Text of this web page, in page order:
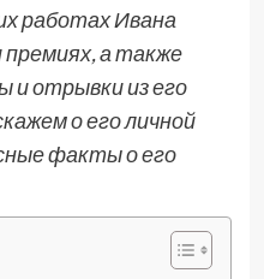
работах Ивана
премиях, а также
отрывки из его
о его личной
факты о его